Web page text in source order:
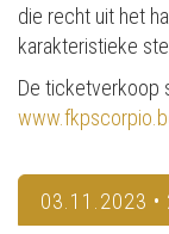
die recht uit het
karakteristieke
De ticketverkoop
03.11.2023 •